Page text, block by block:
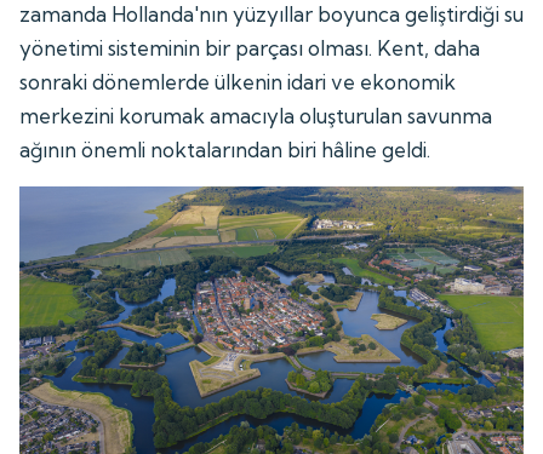
zamanda Hollanda'nın yüzyıllar boyunca geliştirdiği su
yönetimi sisteminin bir parçası olması. Kent, daha
sonraki dönemlerde ülkenin idari ve ekonomik
merkezini korumak amacıyla oluşturulan savunma
ağının önemli noktalarından biri hâline geldi.